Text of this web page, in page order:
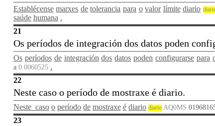
Establécense marxes de tolerancia para o valor límite diario
saúde humana .
21
Os períodos de integración dos datos poden
Os períodos de integración dos datos poden configurarse para
a:0.0060525 .
22
Neste caso o período de mostraxe é diario.
Neste_caso o período de mostraxe é diario diarioAQ0MS
23